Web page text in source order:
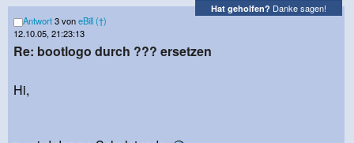
Hat geholfen? Danke sagen!
Antwort3 voneBill (†)
12.10.05, 21:23:13
Re: bootlogo durch ??? ersetzen
Hi,